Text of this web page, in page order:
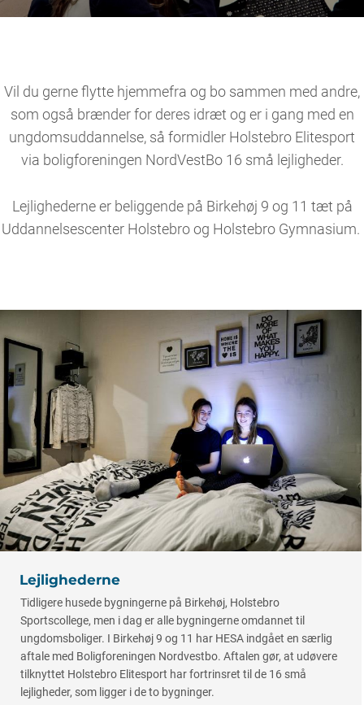
Vil du gerne flytte hjemmefra og bo sammen med andre,
som også brænder for deres idræt og er i gang med en
ungdomsuddannelse, så formidler Holstebro Elitesport
via boligforeningen NordVestBo 16 små lejligheder.
Lejlighederne er beliggende på Birkehøj 9 og 11 tæt på
Uddannelsescenter Holstebro og Holstebro Gymnasium.
Lejlighederne
Tidligere husede bygningerne på Birkehøj, Holstebro
Sportscollege, men i dag er alle bygningerne omdannet til
ungdomsboliger. I Birkehøj 9 og 11 har HESA indgået en særlig
aftale med Boligforeningen Nordvestbo. Aftalen gør, at udøvere
tilknyttet Holstebro Elitesport har fortrinsret til de 16 små
lejligheder, som ligger i de to bygninger.